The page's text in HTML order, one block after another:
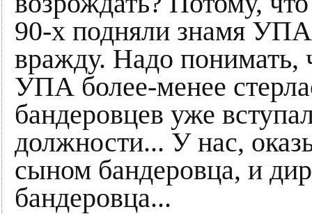
90-х подняли знамя
вражду. Надо понимать,
УПА более-менее
бандеровцев уже
должности... У нас,
сыном бандеровца, и
бандеровца...